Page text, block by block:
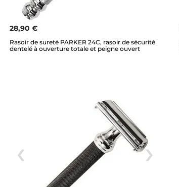
28,90 €
Rasoir de sureté PARKER 24C, rasoir de sécurité
dentelé à ouverture totale et peigne ouvert